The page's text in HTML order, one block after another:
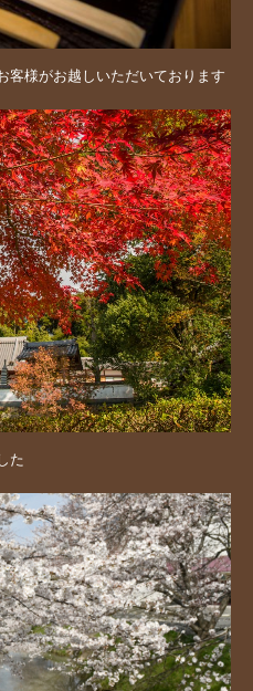
客様がお越しいただいております
た